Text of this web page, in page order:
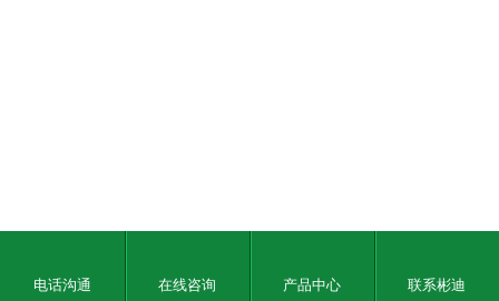
电话沟通 在线咨询 产品中心 联系彬迪